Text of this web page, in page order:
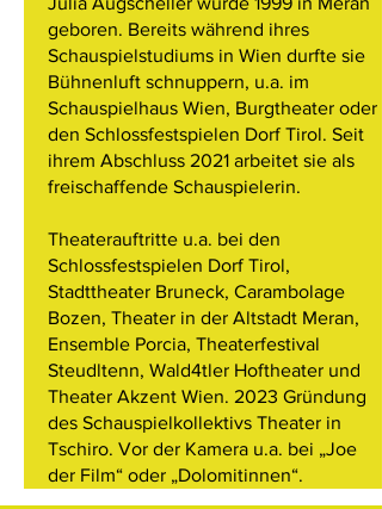
geboren. Bereits während ihres
Schauspielstudiums in Wien durfte sie
Bühnenluft schnuppern, u.a. im
Schauspielhaus Wien, Burgtheater oder
den Schlossfestspielen Dorf Tirol. Seit
ihrem Abschluss 2021 arbeitet sie als
freischaffende Schauspielerin.
Theaterauftritte u.a. bei den
Schlossfestspielen Dorf Tirol,
Stadttheater Bruneck, Carambolage
Bozen, Theater in der Altstadt Meran,
Ensemble Porcia, Theaterfestival
Steudltenn, Wald4tler Hoftheater und
Theater Akzent Wien. 2023 Gründung
des Schauspielkollektivs Theater in
Tschiro. Vor der Kamera u.a. bei „Joe
der Film“ oder „Dolomitinnen“.